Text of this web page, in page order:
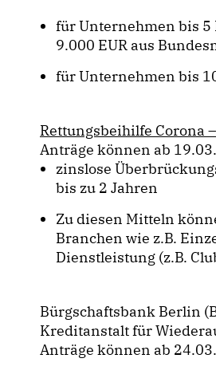
für Unternehmen bis 5
9.000 EUR aus
für Unternehmen bis
Rettungsbeihilfe Corona
Anträge können ab 19.03.
zinslose
bis zu 2 Jahren
Zu diesen Mitteln
Branchen wie z.B.
Dienstleistung (z.B.
Bürgschaftsbank Berlin
Kreditanstalt für
Anträge können ab